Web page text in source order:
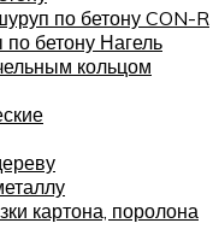
по бетону CON-R
бетону Нагель
кольцом
картона, поролона